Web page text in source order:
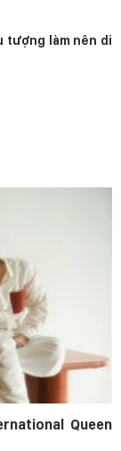
tượng làm nên di
Queen